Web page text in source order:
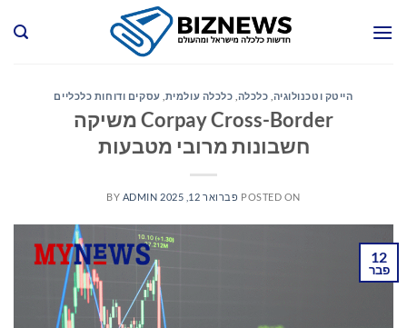
הייטק וטכנולוגיה כלכלה כלכלה עולמית עסקים ודוחות כלכליים
Corpay Cross-Border משיקה
חשבונות מרובי מטבעות
POSTED ON פברואר 12, 2025 BY ADMIN
12
פבר